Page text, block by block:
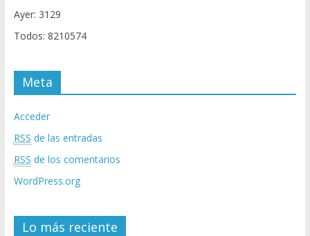
Ayer: 3129
Todos: 8210574
Meta
Acceder
RSS de las entradas
RSS de los comentarios
WordPress.org
Lo más reciente